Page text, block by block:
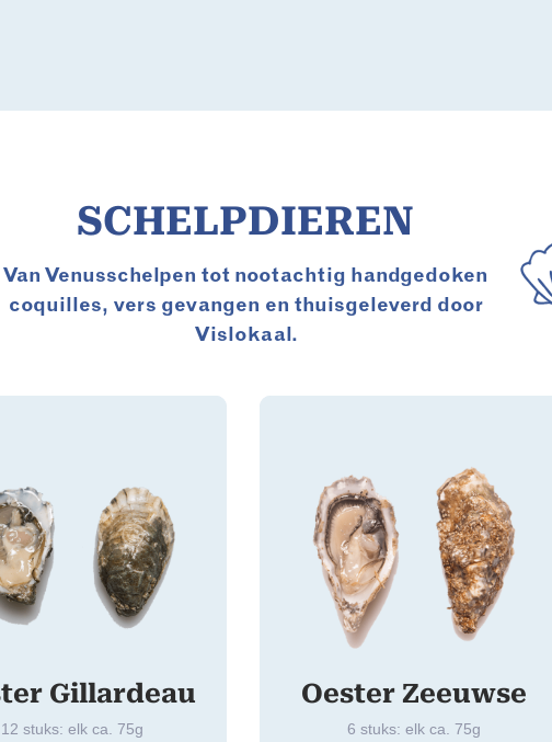
SCHELPDIEREN
Van Venusschelpen tot nootachtig handgedoken
coquilles, vers gevangen en thuisgeleverd door
Vislokaal.
Gillardeau
12 stuks: elk ca. 75g
Oester Zeeuwse
6 stuks: elk ca. 75g